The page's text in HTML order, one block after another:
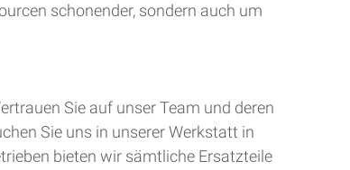
schonender, sondern auch um
Sie auf unser Team und deren
Sie uns in unserer Werkstatt in
bieten wir sämtliche Ersatzteile